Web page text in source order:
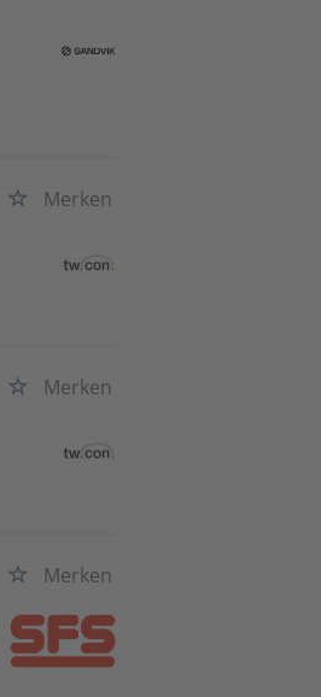
Merken
Merken
Merken